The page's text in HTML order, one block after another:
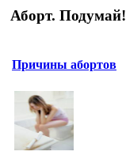
Аборт. Подумай!
Причины абортов